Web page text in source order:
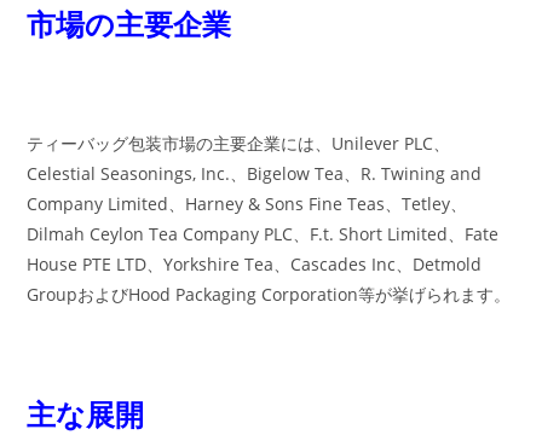
市場の主要企業
ティーバッグ包装市場の主要企業には、Unilever PLC、
Celestial Seasonings, Inc.、Bigelow Tea、R. Twining and
Company Limited、Harney & Sons Fine Teas、Tetley、
Dilmah Ceylon Tea Company PLC、F.t. Short Limited、Fate
House PTE LTD、Yorkshire Tea、Cascades Inc、Detmold
GroupおよびHood Packaging Corporation等が挙げられます。
主な展開